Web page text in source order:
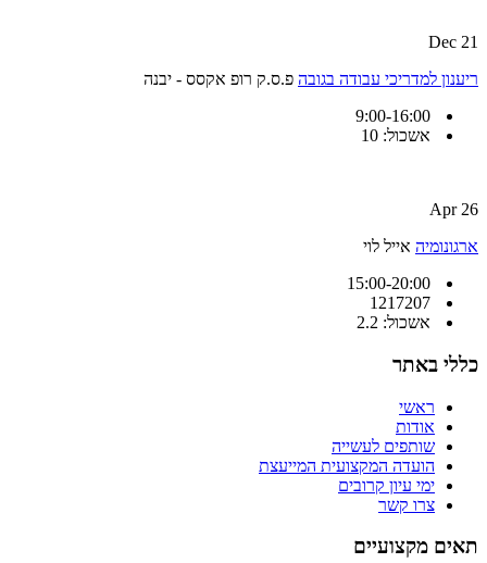
21 Dec
ריענון למדריכי עבודה בגובה פ.ס.ק רופ אקסס - יבנה
אשכול: 10
26 Apr
ארגונומיה אייל לוי
אשכול: 2.2
כללי באתר
ראשי
אודות
שותפים לעשייה
הועדה המקצועית המייעצת
ימי עיון קרובים
צרו קשר
תאים מקצועיים